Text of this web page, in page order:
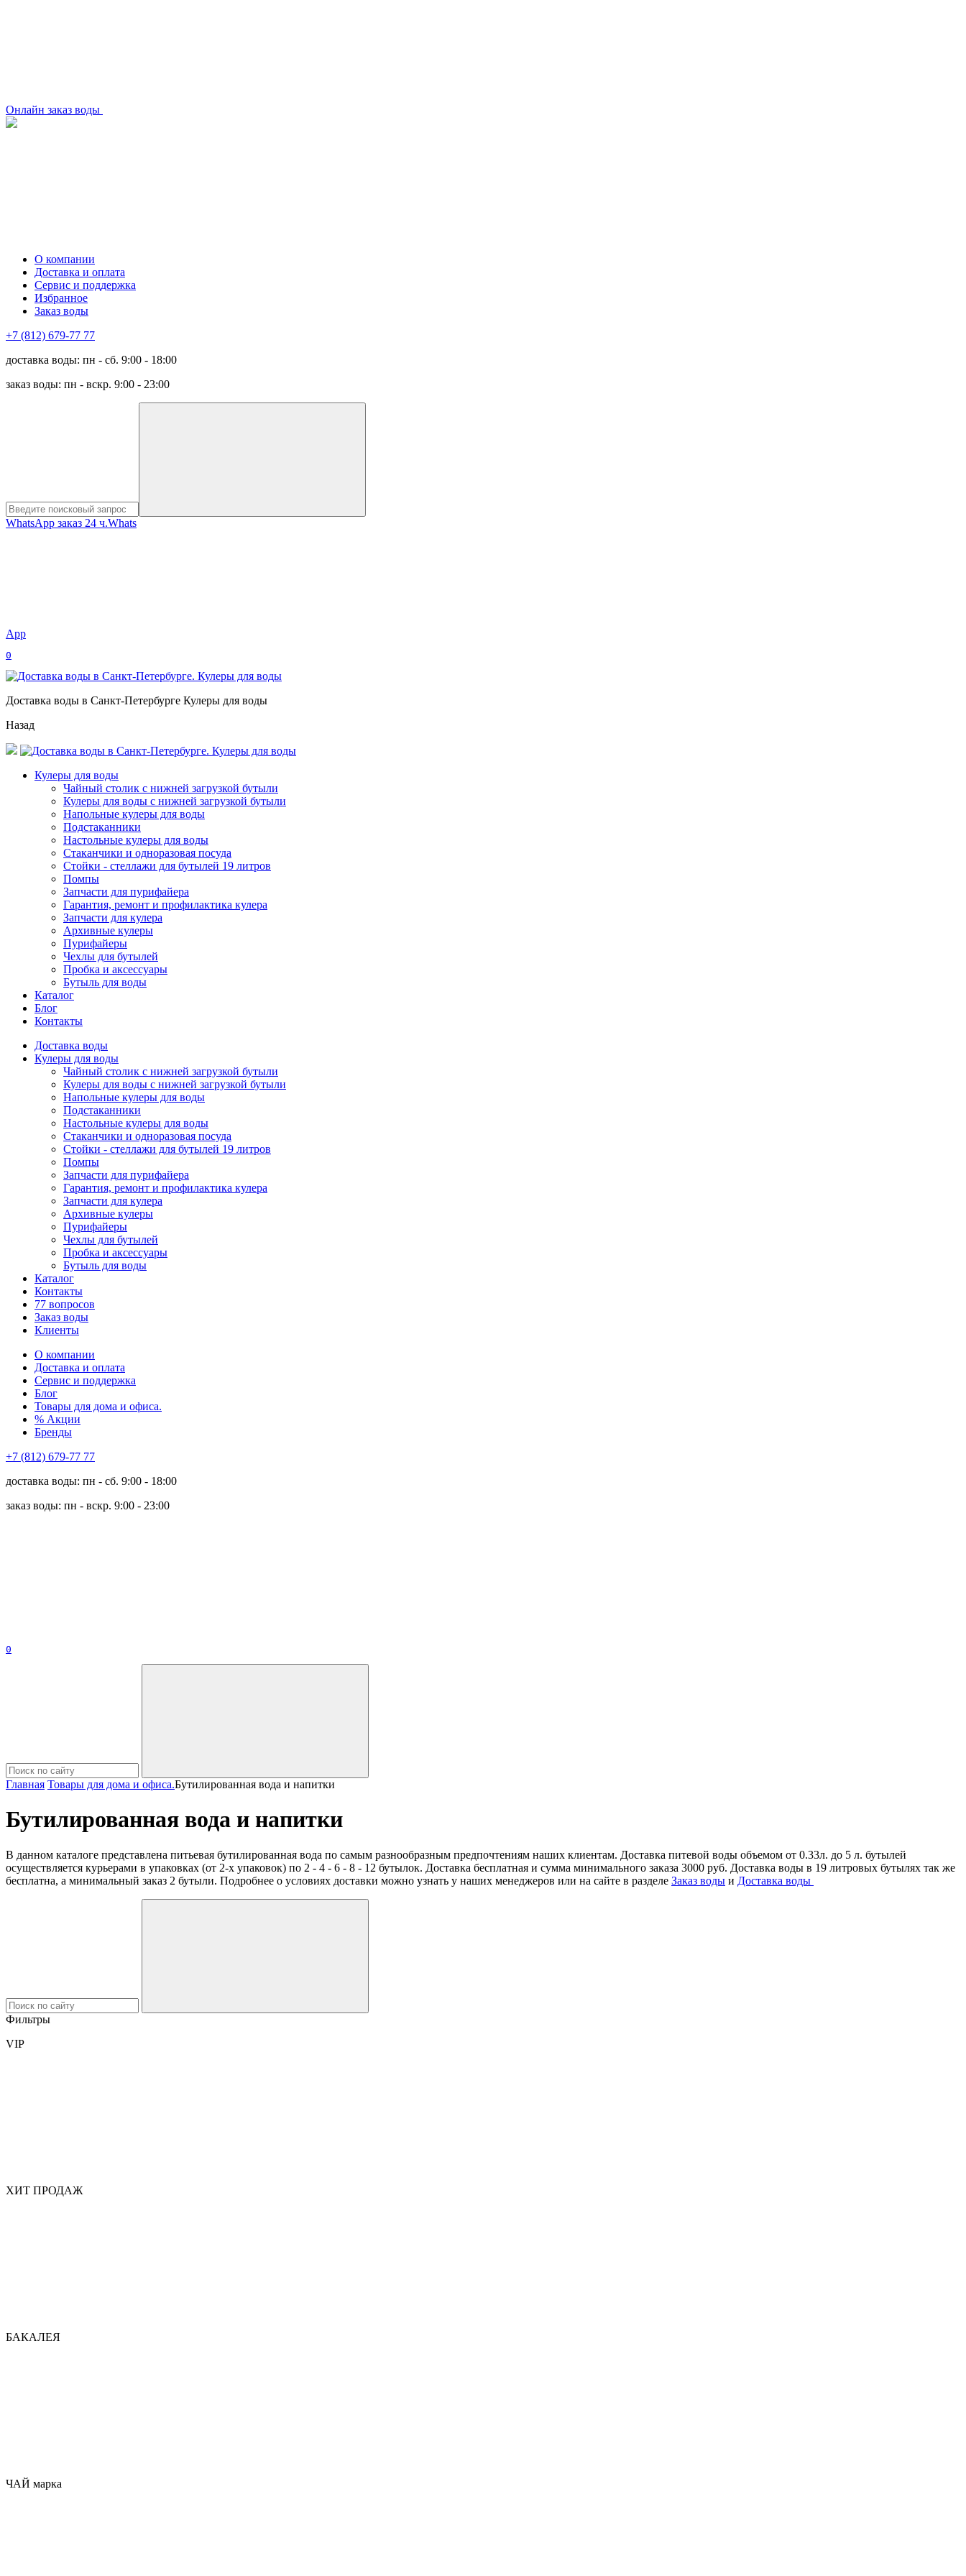
Онлайн заказ воды
О компании
Доставка и оплата
Сервис и поддержка
Избранное
Заказ воды
+7 (812) 679-77 77
доставка воды: пн - сб. 9:00 - 18:00
заказ воды: пн - вскр. 9:00 - 23:00
WhatsApp заказ 24 ч.Whats
App
0
Доставка воды в Санкт-Петербурге Кулеры для воды
Назад
Кулеры для воды
Чайный столик с нижней загрузкой бутыли
Кулеры для воды с нижней загрузкой бутыли
Напольные кулеры для воды
Подстаканники
Настольные кулеры для воды
Стаканчики и одноразовая посуда
Стойки - стеллажи для бутылей 19 литров
Помпы
Запчасти для пурифайера
Гарантия, ремонт и профилактика кулера
Запчасти для кулера
Архивные кулеры
Пурифайеры
Чехлы для бутылей
Пробка и аксессуары
Бутыль для воды
Каталог
Блог
Контакты
Доставка воды
Кулеры для воды
Чайный столик с нижней загрузкой бутыли
Кулеры для воды с нижней загрузкой бутыли
Напольные кулеры для воды
Подстаканники
Настольные кулеры для воды
Стаканчики и одноразовая посуда
Стойки - стеллажи для бутылей 19 литров
Помпы
Запчасти для пурифайера
Гарантия, ремонт и профилактика кулера
Запчасти для кулера
Архивные кулеры
Пурифайеры
Чехлы для бутылей
Пробка и аксессуары
Бутыль для воды
Каталог
Контакты
77 вопросов
Заказ воды
Клиенты
О компании
Доставка и оплата
Сервис и поддержка
Блог
Товары для дома и офиса.
% Акции
Бренды
+7 (812) 679-77 77
доставка воды: пн - сб. 9:00 - 18:00
заказ воды: пн - вскр. 9:00 - 23:00
0
Главная Товары для дома и офиса.Бутилированная вода и напитки
Бутилированная вода и напитки
В данном каталоге представлена питьевая бутилированная вода по самым разнообразным предпочтениям наших клиентам. Доставка питевой воды объемом от 0.33л. до 5 л. бутылей
осуществляется курьерами в упаковках (от 2-х упаковок) по 2 - 4 - 6 - 8 - 12 бутылок. Доставка бесплатная и сумма минимального заказа 3000 руб. Доставка воды в 19 литровых бутылях так же
бесплатна, а минимальный заказ 2 бутыли. Подробнее о условиях доставки можно узнать у наших менеджеров или на сайте в разделе Заказ воды и Доставка воды
Фильтры
VIP
ХИТ ПРОДАЖ
БАКАЛЕЯ
ЧАЙ марка